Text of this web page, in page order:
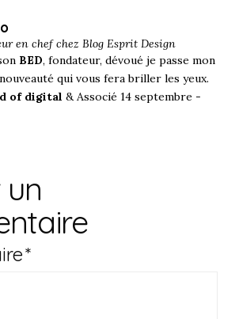
en chef chez Blog Esprit Design
BED, fondateur, dévoué je passe mon
qui vous fera briller les yeux.
of digital & Associé 14 septembre -
un
*